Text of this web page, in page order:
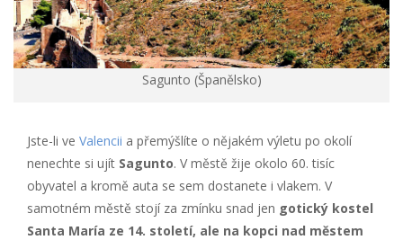
Sagunto (Španělsko)
Jste-li ve Valencii a přemýšlíte o nějakém výletu po okolí
nenechte si ujít Sagunto. V městě žije okolo 60. tisíc
obyvatel a kromě auta se sem dostanete i vlakem. V
samotném městě stojí za zmínku snad jen gotický kostel
Santa María ze 14. století, ale na kopci nad městem